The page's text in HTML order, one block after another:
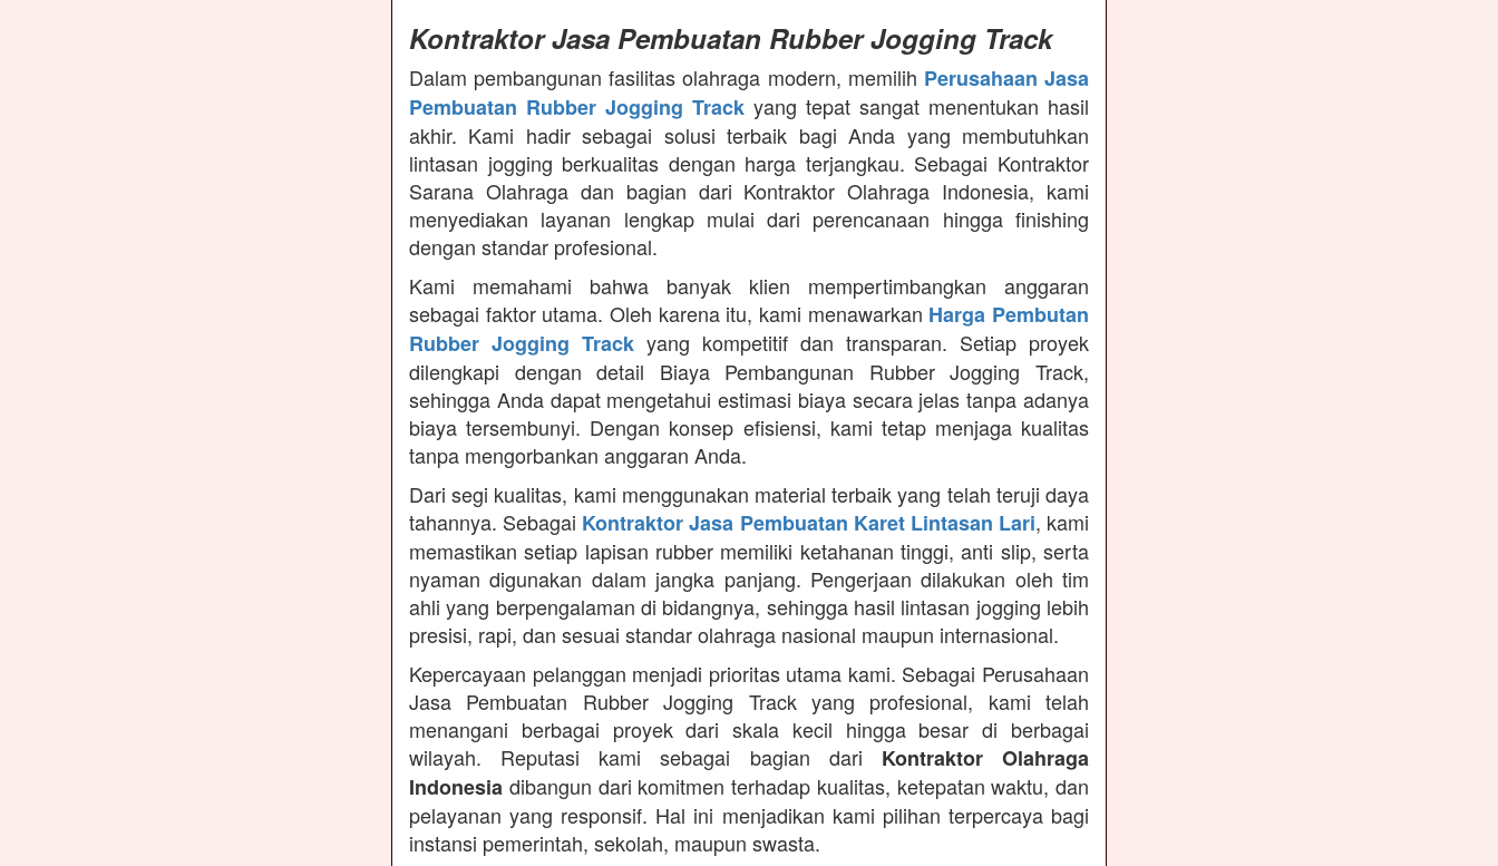
Kontraktor Jasa Pembuatan Rubber Jogging Track
Dalam pembangunan fasilitas olahraga modern, memilih Perusahaan Jasa
Pembuatan Rubber Jogging Track yang tepat sangat menentukan hasil
akhir. Kami hadir sebagai solusi terbaik bagi Anda yang membutuhkan
lintasan jogging berkualitas dengan harga terjangkau. Sebagai Kontraktor
Sarana Olahraga dan bagian dari Kontraktor Olahraga Indonesia, kami
menyediakan layanan lengkap mulai dari perencanaan hingga finishing
dengan standar profesional.
Kami memahami bahwa banyak klien mempertimbangkan anggaran
sebagai faktor utama. Oleh karena itu, kami menawarkan Harga Pembutan
Rubber Jogging Track yang kompetitif dan transparan. Setiap proyek
dilengkapi dengan detail Biaya Pembangunan Rubber Jogging Track,
sehingga Anda dapat mengetahui estimasi biaya secara jelas tanpa adanya
biaya tersembunyi. Dengan konsep efisiensi, kami tetap menjaga kualitas
tanpa mengorbankan anggaran Anda.
Dari segi kualitas, kami menggunakan material terbaik yang telah teruji daya
tahannya. Sebagai Kontraktor Jasa Pembuatan Karet Lintasan Lari, kami
memastikan setiap lapisan rubber memiliki ketahanan tinggi, anti slip, serta
nyaman digunakan dalam jangka panjang. Pengerjaan dilakukan oleh tim
ahli yang berpengalaman di bidangnya, sehingga hasil lintasan jogging lebih
presisi, rapi, dan sesuai standar olahraga nasional maupun internasional.
Kepercayaan pelanggan menjadi prioritas utama kami. Sebagai Perusahaan
Jasa Pembuatan Rubber Jogging Track yang profesional, kami telah
menangani berbagai proyek dari skala kecil hingga besar di berbagai
wilayah. Reputasi kami sebagai bagian dari Kontraktor Olahraga
Indonesia dibangun dari komitmen terhadap kualitas, ketepatan waktu, dan
pelayanan yang responsif. Hal ini menjadikan kami pilihan terpercaya bagi
instansi pemerintah, sekolah, maupun swasta.